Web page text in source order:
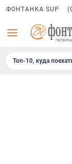
ФОНТАНКА SUP
Топ-10, куда